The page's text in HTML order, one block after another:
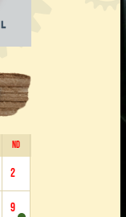
ND
2
9